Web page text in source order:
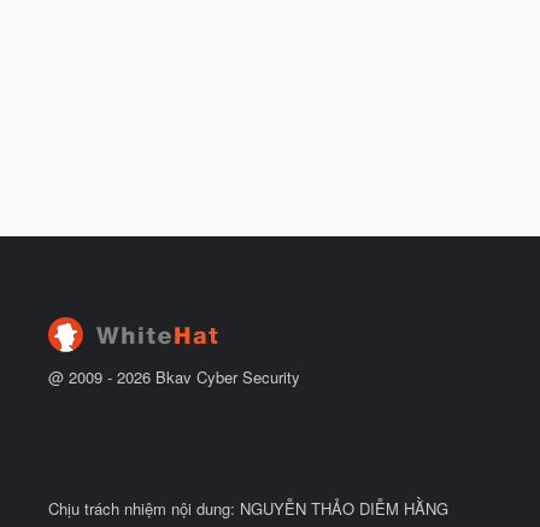
@ 2009 - 2026 Bkav Cyber Security
Chịu trách nhiệm nội dung: NGUYỄN THẢO DIỄM HẰNG